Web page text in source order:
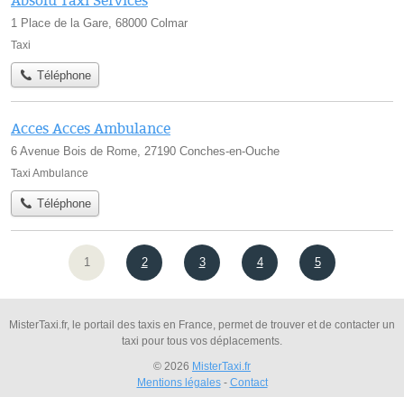
1 Place de la Gare, 68000 Colmar
Taxi
Téléphone
Acces Acces Ambulance
6 Avenue Bois de Rome, 27190 Conches-en-Ouche
Taxi Ambulance
Téléphone
1 2 3 4 5
MisterTaxi.fr, le portail des taxis en France, permet de trouver et de contacter un
taxi pour tous vos déplacements.
© 2026 MisterTaxi.fr
Mentions légales- Contact